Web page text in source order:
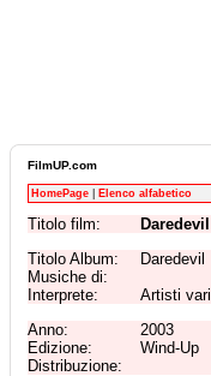
FilmUP.com
HomePage Elenco alfabetico
Titolo film: Daredevil
Titolo Album:
Daredevil
Musiche di:
Interprete:
Artisti vari
Anno:
2003
Edizione:
Wind-Up
Distribuzione: